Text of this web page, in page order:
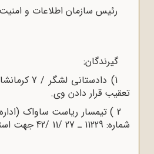
رئیس سازمان اطلاعات و
گیرندگان:
1)
تعقیب قرار دادن وی.
2 ) تیمسار ریاست ساواک
شماره: 11229 ـ 27 /11 /42 جهت استحضار.